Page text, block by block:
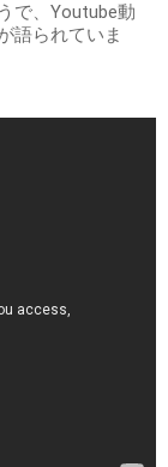
で、Youtube動
語られていま